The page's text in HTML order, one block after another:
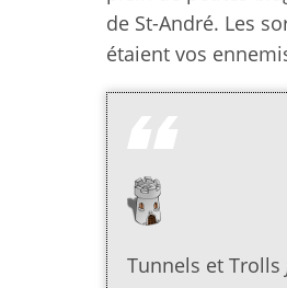
de St-André. Les
étaient vos
Tunnels et Trolls